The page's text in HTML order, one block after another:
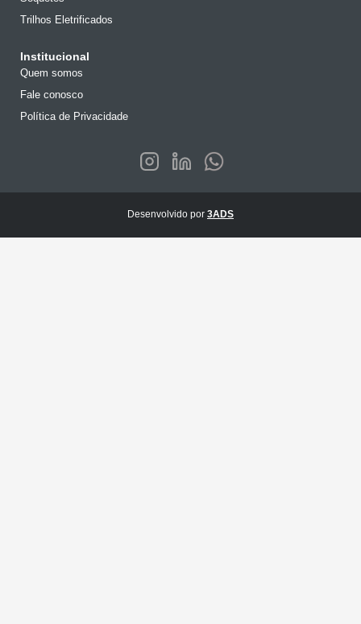
Trilhos Eletrificados
Institucional
Quem somos
Fale conosco
Política de Privacidade
Desenvolvido por 3ADS